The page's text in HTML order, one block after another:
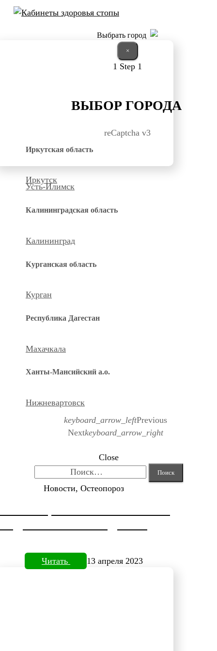
Выбрать город
×
1 Step 1
ВЫБОР ГОРОДА
reCaptcha v3
Иркутская область
Иркутск
Усть-Илимск
Калининградская область
Калининград
Курганская область
Курган
Республика Дагестан
Махачкала
Ханты-Мансийский а.о.
Нижневартовск
keyboard_arrow_leftPrevious
Nextkeyboard_arrow_right
Close
Новости, Остеопороз
Читать 13 апреля 2023